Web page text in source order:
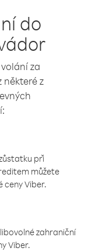
do
za
některé z
při
můžete
ceny Viber.
zahraniční
Viber.